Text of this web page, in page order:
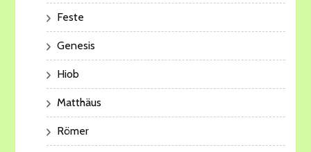
Feste
Genesis
Hiob
Matthäus
Römer